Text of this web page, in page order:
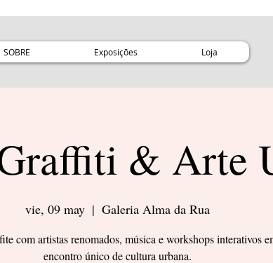
SOBRE Exposições Loja
& Arte
vie, 09 may
  |
Galeria Alma da Rua
com artistas renomados, música e workshops interativos
encontro único de cultura urbana.